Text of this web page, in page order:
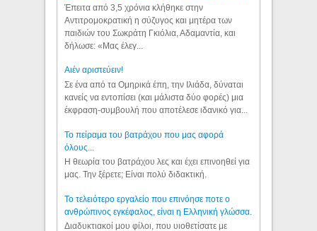
Έπειτα από 3,5 χρόνια κλήθηκε στην
Αντιτρομοκρατική η σύζυγος και μητέρα των
παιδιών του Σωκράτη Γκιόλια, Αδαμαντία, και
δήλωσε: «Μας έλεγ...
Aιέν αριστεύειν!
Σε ένα από τα Ομηρικά έπη, την Ιλιάδα, δύναται
κανείς να εντοπίσει (και μάλιστα δύο φορές) μια
έκφραση-συμβουλή που αποτέλεσε ιδανικό για...
Το πείραμα του βατράχου που μας αφορά
όλους...
Η θεωρία του βατράχου λες και έχει επινοηθεί για
μας. Την ξέρετε; Είναι πολύ διδακτική.
Το τελειότερο εργαλείο που επινόησε ποτε ο
ανθρώπινος εγκέφαλος, είναι η Ελληνική γλώσσα.
Διαδυκτιακοί μου φίλοι, που υιοθετίσατε με